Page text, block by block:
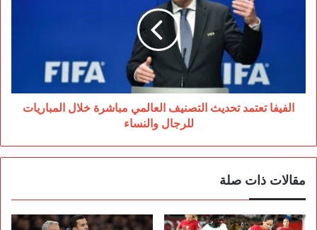
التصنيف
العالمي
مباشرة
المباريات
للرجال
والنساء
الفيفا تعتمد تحديث التصنيف العالمي مباشرة خلال المباريات
للرجال والنساء
مقالات ذات صلة